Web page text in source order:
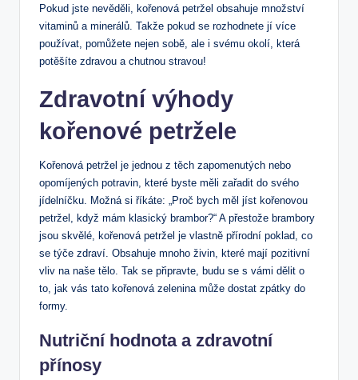
Pokud jste nevěděli, kořenová petržel obsahuje množství
vitaminů a minerálů. Takže pokud se rozhodnete jí více
používat, pomůžete nejen sobě, ale i svému okolí, která
potěšíte zdravou a chutnou stravou!
Zdravotní výhody
kořenové petržele
Kořenová petržel je jednou z těch zapomenutých nebo
opomíjených potravin, které byste měli zařadit do svého
jídelníčku. Možná si říkáte: „Proč bych měl jíst kořenovou
petržel, když mám klasický brambor?“ A přestože brambory
jsou skvělé, kořenová petržel je vlastně přírodní poklad, co
se týče zdraví. Obsahuje mnoho živin, které mají pozitivní
vliv na naše tělo. Tak se připravte, budu se s vámi dělit o
to, jak vás tato kořenová zelenina může dostat zpátky do
formy.
Nutriční hodnota a zdravotní
přínosy